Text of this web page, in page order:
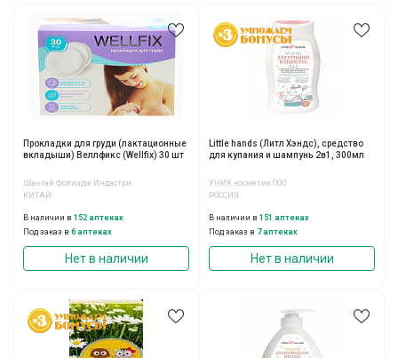
Прокладки для груди (лактационные
вкладыши) Веллфикс (Wellfix) 30 шт
Шангай Фолиадж Индастри
КИТАЙ
В наличии в 152 аптеках
Под заказ в 6 аптеках
Нет в наличии
Little hands (Литл Хэндс), средство
для купания и шампунь 2в1, 300мл
УНИК косметик ООО
РОССИЯ
В наличии в 151 аптеках
Под заказ в 7 аптеках
Нет в наличии